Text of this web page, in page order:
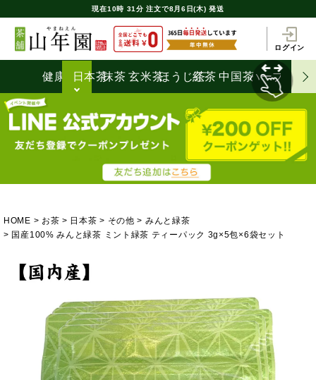
現在10時 31分 注文で8月6日(木) 発送
ログイン
健康茶日本茶抹茶 玄米茶ほうじ茶
紅茶 中国茶ハーブティ
HOME お茶 日本茶 その他
みんと緑茶
国産100% みんと緑茶 ミント緑茶 ティーパック 3g×5包×6袋セット